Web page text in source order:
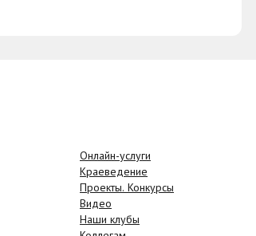
Онлайн-услуги
Краеведение
Проекты. Конкурсы
Видео
Наши клубы